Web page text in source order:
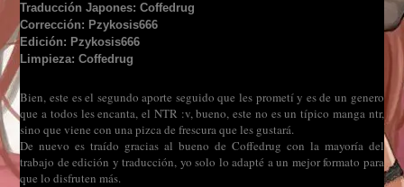
Traducción Japones: Coffedrug
Corrección: Pzykosis666
Edición: Pzykosis666
Limpieza: Coffedrug
Bien, este es el segundo aporte seguido que les prometí y es de un genero
que a todos les encanta, el NTR :v, bueno, este no es un típico manga ntr,
sino que viene con una pizca de frescura que les gustará.
De nuevo es traído gracias al bueno de Coffedrug con la mayoría del
trabajo de edición y traducción, yo solo lo adapté a un mejor formato para
que lo disfruten más.